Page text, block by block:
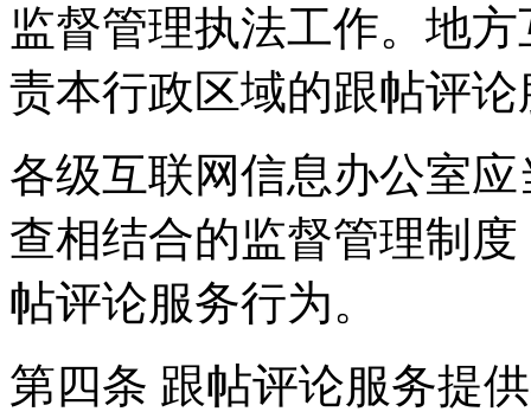
监督管理执法工作。地
责本行政区域的跟帖评
各级互联网信息办公室
查相结合的监督管理制
帖评论服务行为。
第四条 跟帖评论服务提